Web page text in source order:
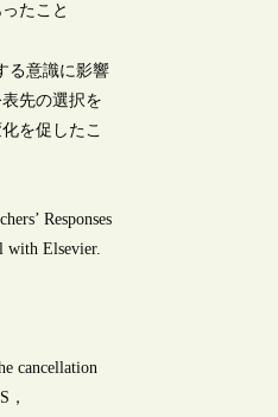
たこと
る意識に影響
先の選択を
を促したこ
Responses
with Elsevier.
cancellation
，